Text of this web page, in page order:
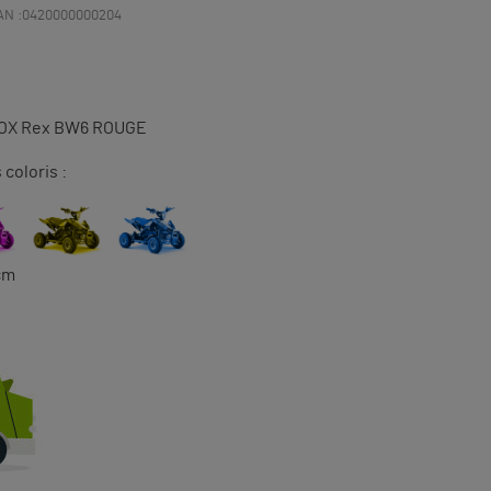
:0420000000204
Rex BW6 ROUGE
coloris :